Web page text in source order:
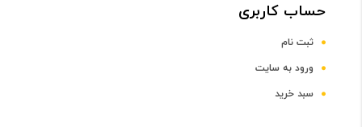
صفحه نمایش
سایز صفحه نمایش
حساب کاربری
ثبت نام
ورود به سایت
سبد خرید